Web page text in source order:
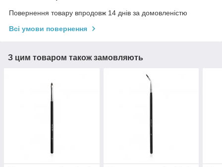
Повернення товару впродовж 14 днів за домовленістю
Всі умови повернення
З цим товаром також замовляють